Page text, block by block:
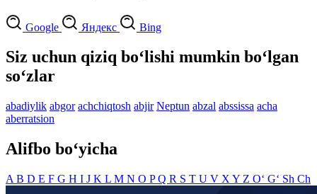
Google Яндекс Bing
Siz uchun qiziq bo‘lishi mumkin bo‘lgan
so‘zlar
abadiylik abgor achchiqtosh abjir Neptun abzal abssissa acha
aberratsion
Alifbo bo‘yicha
A B D E F G H I J K L M N O PQ R S T U V X Y Z O‘ G‘ Sh Ch